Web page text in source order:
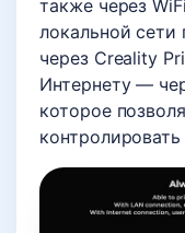
также через
локальной сети
через Creality
Интернету —
которое